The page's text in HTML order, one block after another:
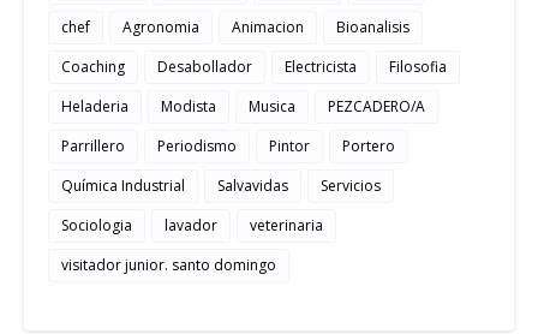
chef
Agronomia Animacion
Bioanalisis
Coaching
Desabollador Electricista
Filosofia
Heladeria
Modista Musica
PEZCADERO/A
Parrillero
Periodismo Pintor
Portero
Química Industrial
Salvavidas
Servicios
Sociologia
lavador
veterinaria
visitador junior. santo domingo